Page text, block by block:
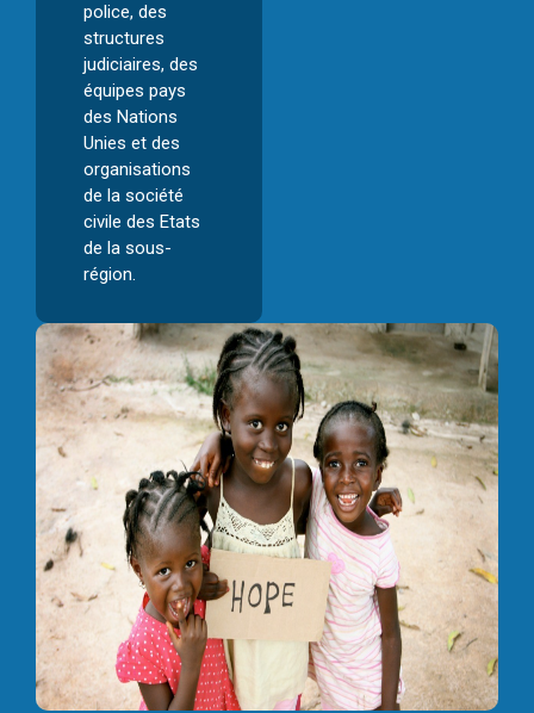
police, des
structures
judiciaires, des
équipes pays
des Nations
Unies et des
organisations
de la société
civile des Etats
de la sous-
région.